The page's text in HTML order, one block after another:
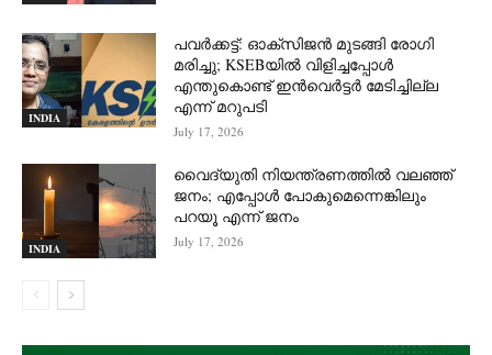
INDIA
പവർക്കട്ട്: ഓക്‌സിജൻ മുടങ്ങി രോഗി
മരിച്ചു; KSEBയിൽ വിളിച്ചപ്പോൾ
എന്തുകൊണ്ട് ഇൻവെർട്ടർ മേടിച്ചില്ല
എന്ന് മറുപടി
July 17, 2026
INDIA
വൈദ്യുതി നിയന്ത്രണത്തിൽ വലഞ്ഞ്
ജനം; എപ്പോൾ പോകുമെന്നെങ്കിലും
പറയൂ എന്ന് ജനം
July 17, 2026